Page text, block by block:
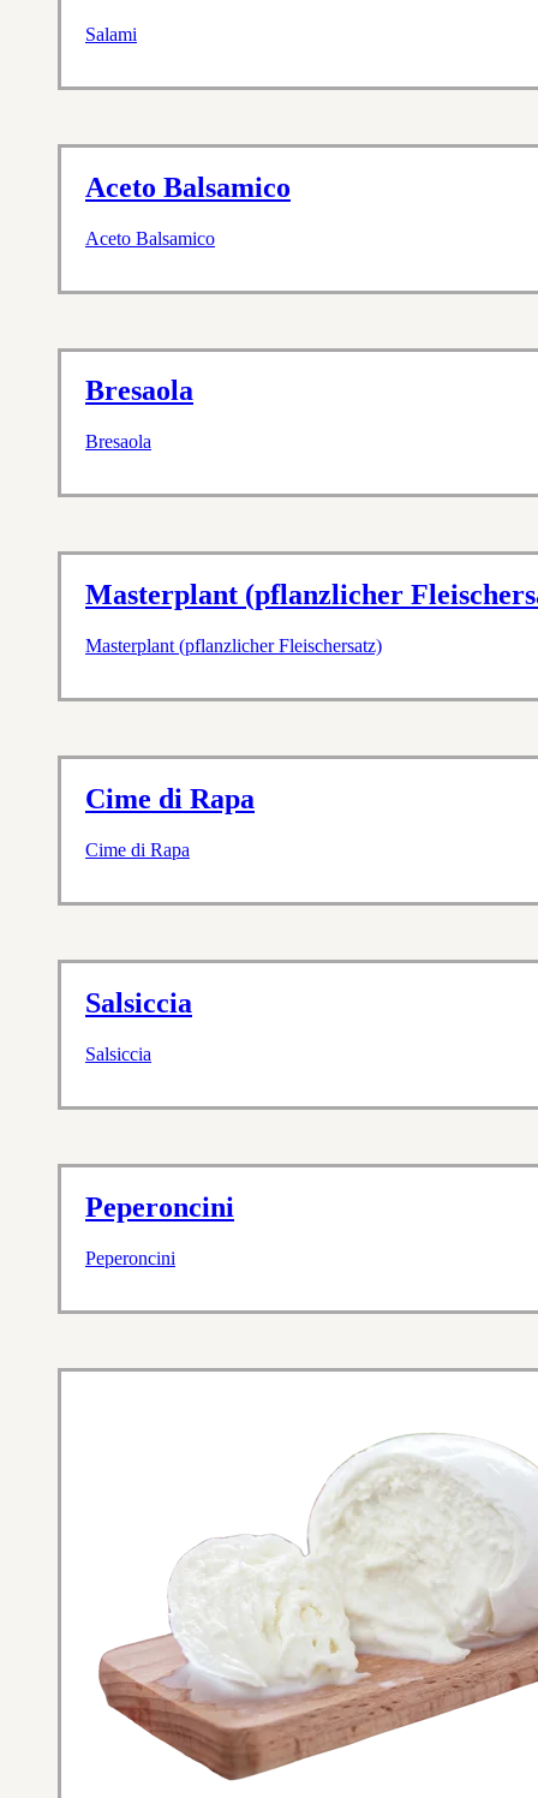
Salami
Aceto Balsamico
Aceto Balsamico
Bresaola
Bresaola
Masterplant (pflanzlicher
Masterplant (pflanzlicher Fleischersatz)
Cime di Rapa
Cime di Rapa
Salsiccia
Salsiccia
Peperoncini
Peperoncini